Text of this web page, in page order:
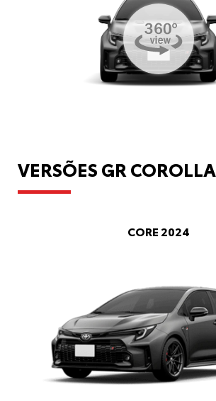
VERSÕES GR COROLLA
CORE 2024